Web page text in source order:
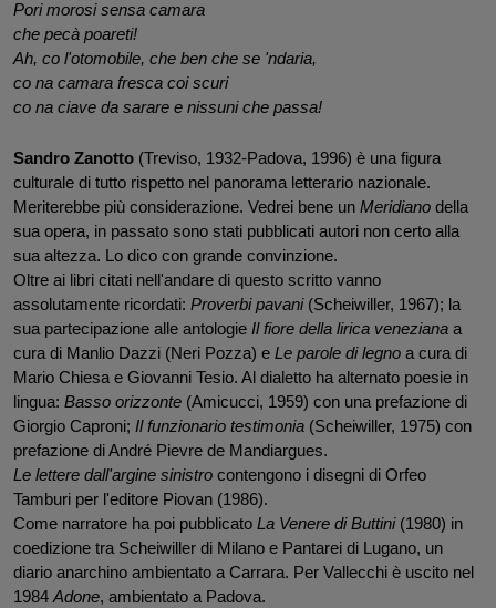
Pori morosi sensa camara
che pecà poareti!
Ah, co l'otomobile, che ben che se 'ndaria,
co na camara fresca coi scuri
co na ciave da sarare e nissuni che passa!
Sandro Zanotto (Treviso, 1932-Padova, 1996) è una figura
culturale di tutto rispetto nel panorama letterario nazionale.
Meriterebbe più considerazione. Vedrei bene un Meridiano della
sua opera, in passato sono stati pubblicati autori non certo alla
sua altezza. Lo dico con grande convinzione.
Oltre ai libri citati nell'andare di questo scritto vanno
assolutamente ricordati: Proverbi pavani (Scheiwiller, 1967); la
sua partecipazione alle antologie Il fiore della lirica veneziana a
cura di Manlio Dazzi (Neri Pozza) e Le parole di legno a cura di
Mario Chiesa e Giovanni Tesio. Al dialetto ha alternato poesie in
lingua: Basso orizzonte (Amicucci, 1959) con una prefazione di
Giorgio Caproni; Il funzionario testimonia (Scheiwiller, 1975) con
prefazione di André Pievre de Mandiargues.
Le lettere dall'argine sinistro contengono i disegni di Orfeo
Tamburi per l'editore Piovan (1986).
Come narratore ha poi pubblicato La Venere di Buttini (1980) in
coedizione tra Scheiwiller di Milano e Pantarei di Lugano, un
diario anarchino ambientato a Carrara. Per Vallecchi è uscito nel
1984 Adone, ambientato a Padova.